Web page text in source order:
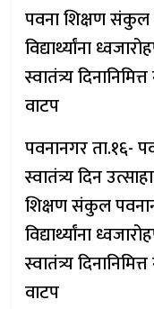
पवना शिक्षण संकुल
विद्यार्थ्यांना
स्वातंत्र्य
वाटप
पवनानगर ता.१६-
स्वातंत्र्य दिन
शिक्षण संकुल
विद्यार्थ्यांना
स्वातंत्र्य
वाटप